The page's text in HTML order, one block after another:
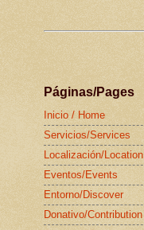
Páginas/Pages
Inicio / Home
Servicios/Services
Localización/Location
Eventos/Events
Entorno/Discover
Donativo/Contribution